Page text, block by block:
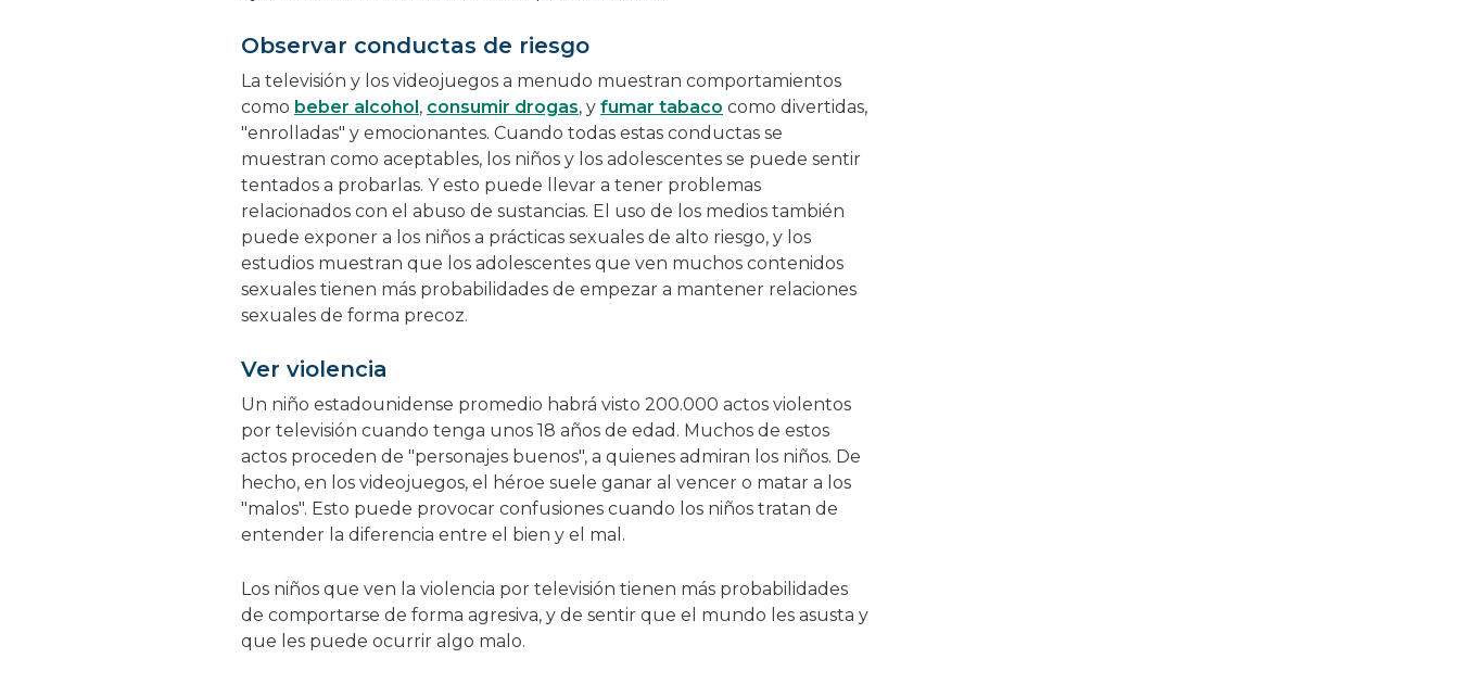
Observar conductas de riesgo
La televisión y los videojuegos a menudo muestran comportamientos
como beber alcohol , consumir drogas, y fumar tabaco como divertidas,
"enrolladas" y emocionantes. Cuando todas estas conductas se
muestran como aceptables, los niños y los adolescentes se puede sentir
tentados a probarlas. Y esto puede llevar a tener problemas
relacionados con el abuso de sustancias. El uso de los medios también
puede exponer a los niños a prácticas sexuales de alto riesgo, y los
estudios muestran que los adolescentes que ven muchos contenidos
sexuales tienen más probabilidades de empezar a mantener relaciones
sexuales de forma precoz.
Ver violencia
Un niño estadounidense promedio habrá visto 200.000 actos violentos
por televisión cuando tenga unos 18 años de edad. Muchos de estos
actos proceden de "personajes buenos", a quienes admiran los niños. De
hecho, en los videojuegos, el héroe suele ganar al vencer o matar a los
"malos". Esto puede provocar confusiones cuando los niños tratan de
entender la diferencia entre el bien y el mal.
Los niños que ven la violencia por televisión tienen más probabilidades
de comportarse de forma agresiva, y de sentir que el mundo les asusta y
que les puede ocurrir algo malo.